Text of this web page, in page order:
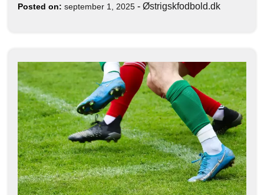
Posted on: september 1, 2025 - Østrigskfodbold.dk